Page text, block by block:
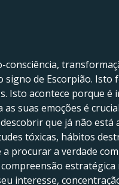
consciência,
signo de Escorpião. Isto
Isto acontece porque é
suas emoções é
que já não está
tóxicas, hábitos
procurar a verdade
estratégica
interesse,